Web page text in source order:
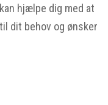
hjælpe dig med at
dit behov og ønsker